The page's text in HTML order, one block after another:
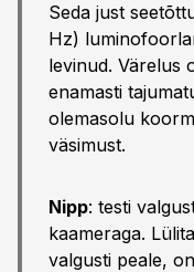
Seda just
Hz)
levinud. Värelus
enamasti
olemasolu
väsimust.
Nipp: testi
kaameraga.
valgusti peale,